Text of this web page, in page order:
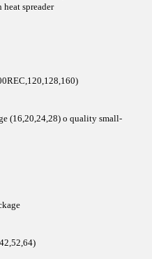
spreader
(16,20,24,28) o quality small-